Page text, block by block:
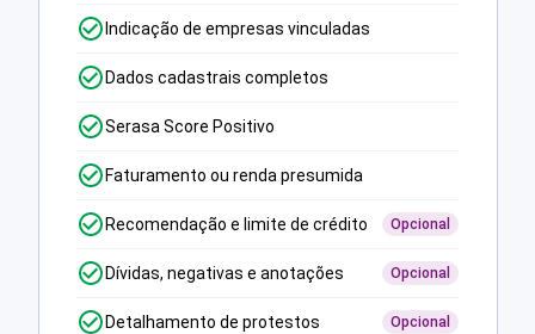
Indicação de empresas vinculadas
Dados cadastrais completos
Serasa Score Positivo
Faturamento ou renda presumida
Recomendação e limite de crédito Opcional
Dívidas, negativas e anotações Opcional
Detalhamento de protestos Opcional